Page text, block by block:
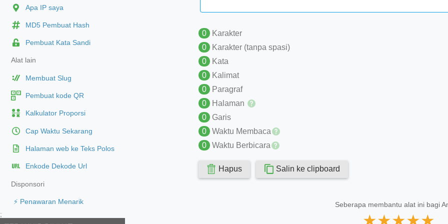
Apa IP saya
MD5 Pembuat Hash
Pembuat Kata Sandi
Alat lain
Membuat Slug
Pembuat kode QR
Kalkulator Proporsi
Cap Waktu Sekarang
Halaman web ke Teks Polos
Enkode Dekode Url
Disponsori
⚡ Penawaran Menarik
;
0
Karakter
0
Karakter (tanpa spasi)
0
Kata
0
Kalimat
0
Paragraf
0
Halaman
0
Garis
0
Waktu Membaca
0
Waktu Berbicara
Hapus Salin ke clipboard
Seberapa membantu alat ini bagi
★★★★★